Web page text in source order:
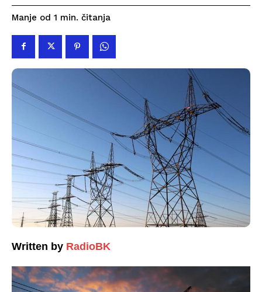
Manje od 1 min. čitanja
Written by RadioBK